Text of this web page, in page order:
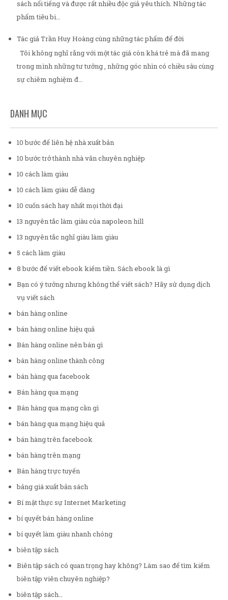
sách nổi tiếng và được rất nhiều độc giả yêu thích. Những tác
phẩm tiêu bi...
Tác giả Trần Huy Hoàng cùng những tác phẩm để đời
Tôi không nghĩ rằng với một tác giả còn khá trẻ mà đã mang
trong mình những tư tưởng , những góc nhìn có chiều sâu cùng
sự chiêm nghiệm đ...
DANH MỤC
10 bước để liên hệ nhà xuất bản
10 bước trở thành nhà văn chuyên nghiệp
10 cách làm giàu
10 cách làm giàu dễ dàng
10 cuốn sách hay nhất mọi thời đại
13 nguyên tắc làm giàu của napoleon hill
13 nguyên tắc nghĩ giàu làm giàu
5 cách làm giàu
8 bước để viết ebook kiếm tiền. Sách ebook là gì
Bạn có ý tưởng nhưng không thể viết sách? Hãy sử dụng dịch
vụ viết sách
bán hàng online
bán hàng online hiệu quả
Bán hàng online nên bán gì
bán hàng online thành công
bán hàng qua facebook
Bán hàng qua mạng
Bán hàng qua mạng cần gì
bán hàng qua mạng hiệu quả
bán hàng trên facebook
bán hàng trên mạng
Bán hàng trực tuyến
bảng giá xuất bản sách
Bí mật thực sự Internet Marketing
bí quyết bán hàng online
bí quyết làm giàu nhanh chóng
biên tập sách
Biên tập sách có quan trọng hay không? Làm sao để tìm kiếm
biên tập viên chuyên nghiệp?
biên tập sách…